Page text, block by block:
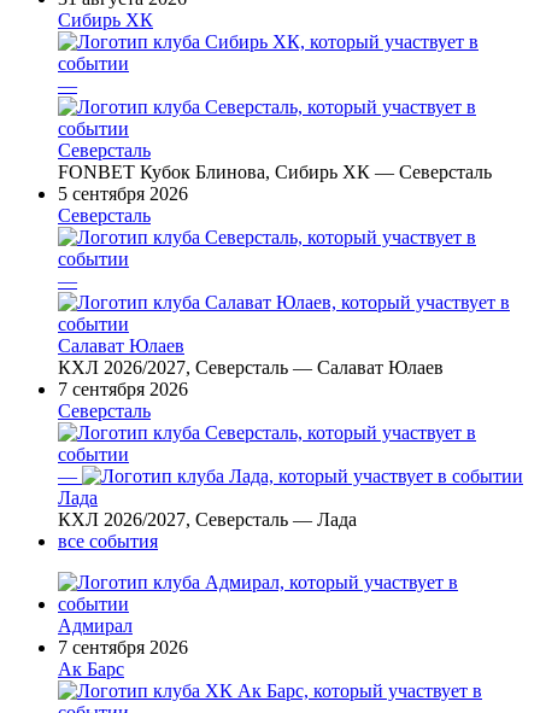
Сибирь ХК
—
Северсталь
FONBET Кубок Блинова, Сибирь ХК — Северсталь
5 сентября 2026
Северсталь
—
Салават Юлаев
КХЛ 2026/2027, Северсталь — Салават Юлаев
7 сентября 2026
Северсталь
—
Лада
КХЛ 2026/2027, Северсталь — Лада
все события
Адмирал
7 сентября 2026
Ак Барс